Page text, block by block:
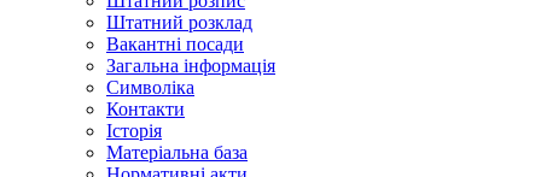
Штатний розклад
Вакантні посади
Загальна інформація
Символіка
Контакти
Історія
Матеріальна база